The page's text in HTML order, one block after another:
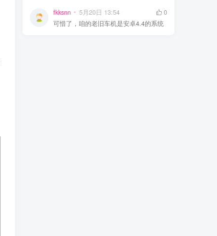
fkksnn 5月20日 13:54
0
可惜了，咱的老旧车机是安卓4.4的系统